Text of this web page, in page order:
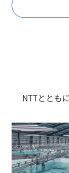
NTTととも